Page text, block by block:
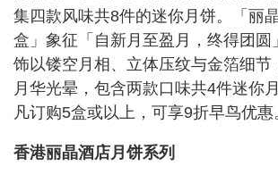
集四款风味共8件的迷你月饼。「丽
盒」象征「自新月至盈月，终得团圆
饰以镂空月相、立体压纹与金箔细节
月华光晕，包含两款口味共4件迷你
凡订购5盒或以上，可享9折早鸟优惠
香港丽晶酒店月饼系列